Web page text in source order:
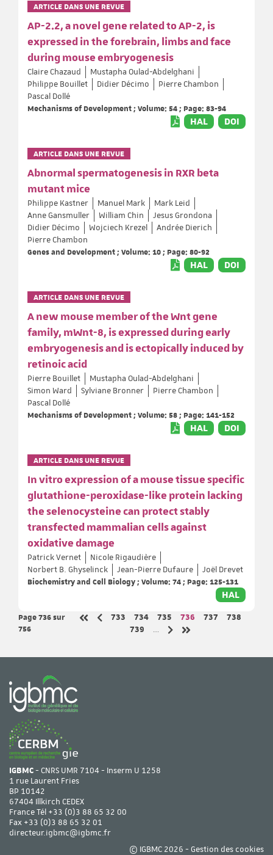
ARTICLE DANS UNE REVUE
AP-2.2, a novel gene related to AP-2, is
expressed in the forebrain, limbs and face
during mouse embryogenesis
Claire Chazaud
Mustapha Oulad-Abdelghani
Philippe Bouillet
Didier Décimo
Pierre Chambon
Pascal Dollé
Mechanisms of Development ; Volume: 54 ; Page: 83-94
HAL DOI
ARTICLE DANS UNE REVUE
Abnormal spermatogenesis in RXR beta
mutant mice
Philippe Kastner Manuel Mark
Mark Leid
Anne Gansmuller
William Chin
Jesus Grondona
Didier Décimo
Wojciech Krezel
Andrée Dierich
Pierre Chambon
Genes and Development ; Volume: 10 ; Page: 80-92
HAL DOI
ARTICLE DANS UNE REVUE
A new mouse member of the Wnt gene
family, mWnt-8, is expressed during early
embryogenesis and is ectopically induced by
retinoic acid
Pierre Bouillet
Mustapha Oulad-Abdelghani
Simon Ward
Sylviane Bronner
Pierre Chambon
Pascal Dollé
Mechanisms of Development ; Volume: 58 ; Page: 141-152
HAL DOI
ARTICLE DANS UNE REVUE
In vitro expression of a mouse tissue specific
glutathione-peroxidase-like protein lacking
the selenocysteine can protect stably
transfected mammalian cells against
oxidative damage
Patrick Vernet
Nicole Rigaudière
Norbert B. Ghyselinck
Jean-Pierre Dufaure
Joël Drevet
Biochemistry and Cell Biology ; Volume: 74 ; Page: 125-131
HAL
Page 736sur
756
Première page
Page précédente
Page
733 Page
734 Page
735 Page
736 Page
737 Page
738
Page
739
…
IGBMC- CNRS UMR 7104 - Inserm U 1258
1 rue Laurent Fries
BP 10142
67404 Illkirch CEDEX
France Tél +33 (0)3 88 65 32 00
Fax +33 (0)3 88 65 32 01
directeur.igbmc@igbmc.fr
© IGBMC 2026 - Gestion des cookies